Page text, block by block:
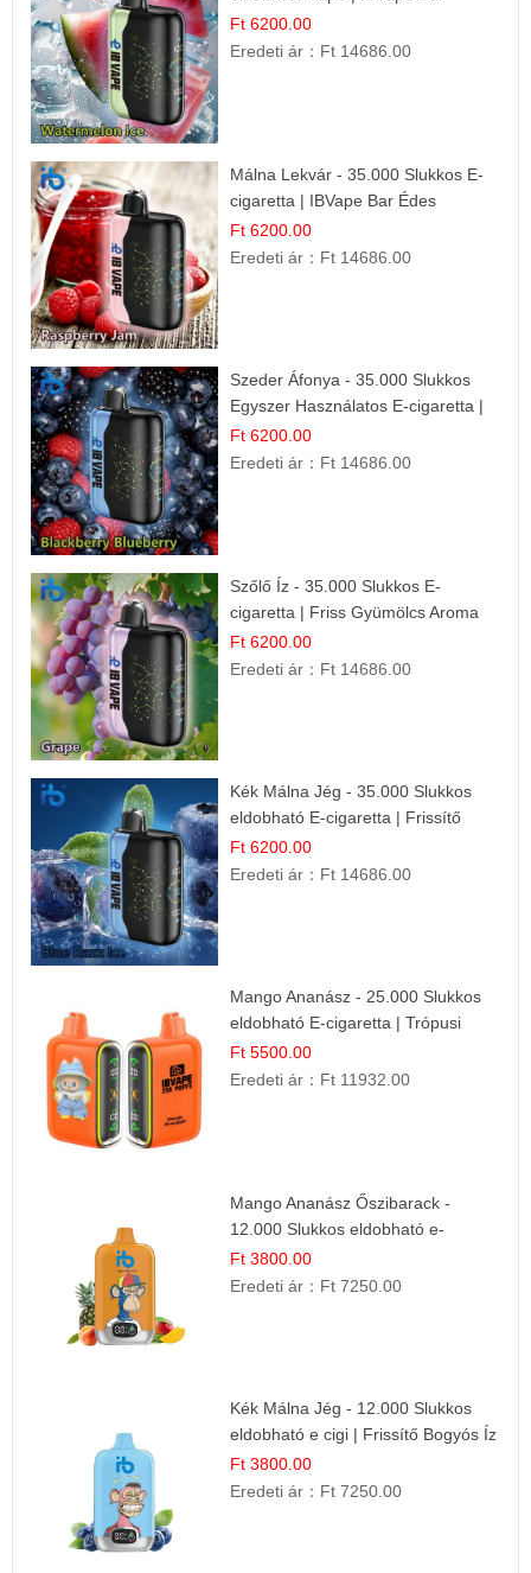
Frissítő Nyári Íz
Ft 6200.00
Eredeti ár： Ft 14686.00
Málna Lekvár - 35.000 Slukkos E-
cigaretta | IBVape Bar Édes
Gyümölcs Íz
Ft 6200.00
Eredeti ár： Ft 14686.00
Szeder Áfonya - 35.000 Slukkos
Egyszer Használatos E-cigaretta |
Prémium Ízélmény
Ft 6200.00
Eredeti ár： Ft 14686.00
Szőlő Íz - 35.000 Slukkos E-
cigaretta | Friss Gyümölcs Aroma
Ft 6200.00
Eredeti ár： Ft 14686.00
Kék Málna Jég - 35.000 Slukkos
eldobható E-cigaretta | Frissítő
Ízélmény
Ft 6200.00
Eredeti ár： Ft 14686.00
Mango Ananász - 25.000 Slukkos
eldobható E-cigaretta | Trópusi
Ízélmény
Ft 5500.00
Eredeti ár： Ft 11932.00
Mango Ananász Őszibarack -
12.000 Slukkos eldobható e-
Cigaretta
Ft 3800.00
Eredeti ár： Ft 7250.00
Kék Málna Jég - 12.000 Slukkos
eldobható e cigi | Frissítő Bogyós Íz
Ft 3800.00
Eredeti ár： Ft 7250.00